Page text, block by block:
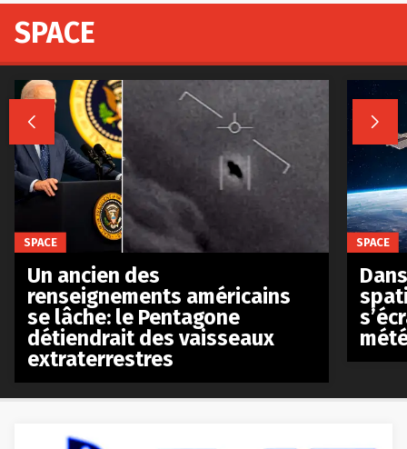
SPACE
 
SPACE
Un ancien des
renseignements américains
se lâche: le Pentagone
détiendrait des vaisseaux
extraterrestres
SPACE